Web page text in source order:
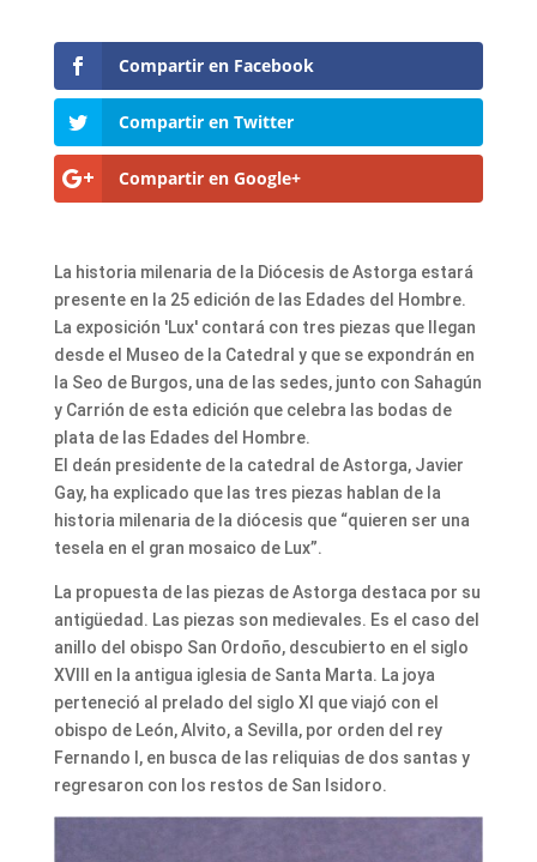
Compartir en Facebook
Compartir en Twitter
Compartir en Google+
La historia milenaria de la Diócesis de Astorga estará
presente en la 25 edición de las Edades del Hombre.
La exposición 'Lux' contará con tres piezas que llegan
desde el Museo de la Catedral y que se expondrán en
la Seo de Burgos, una de las sedes, junto con Sahagún
y Carrión de esta edición que celebra las bodas de
plata de las Edades del Hombre.
El deán presidente de la catedral de Astorga, Javier
Gay, ha explicado que las tres piezas hablan de la
historia milenaria de la diócesis que “quieren ser una
tesela en el gran mosaico de Lux”.
La propuesta de las piezas de Astorga destaca por su
antigüedad. Las piezas son medievales. Es el caso del
anillo del obispo San Ordoño, descubierto en el siglo
XVIII en la antigua iglesia de Santa Marta. La joya
perteneció al prelado del siglo XI que viajó con el
obispo de León, Alvito, a Sevilla, por orden del rey
Fernando I, en busca de las reliquias de dos santas y
regresaron con los restos de San Isidoro.